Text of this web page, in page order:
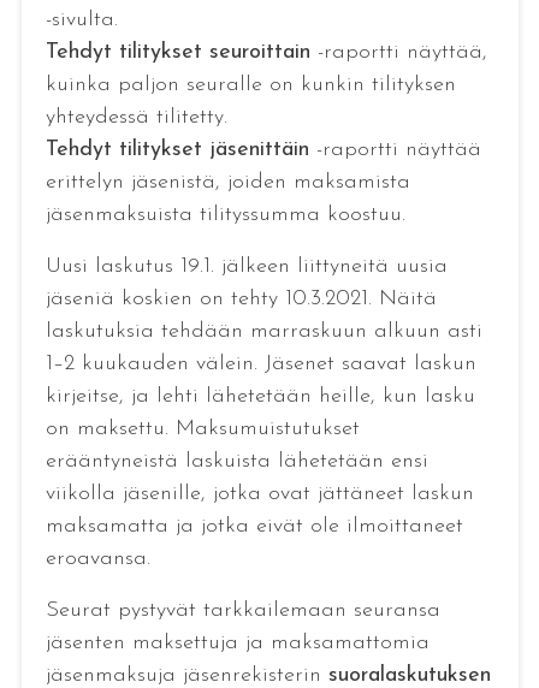
-sivulta.
Tehdyt tilitykset seuroittain -raportti näyttää,
kuinka paljon seuralle on kunkin tilityksen
yhteydessä tilitetty.
Tehdyt tilitykset jäsenittäin -raportti näyttää
erittelyn jäsenistä, joiden maksamista
jäsenmaksuista tilityssumma koostuu.
Uusi laskutus 19.1. jälkeen liittyneitä uusia
jäseniä koskien on tehty 10.3.2021. Näitä
laskutuksia tehdään marraskuun alkuun asti
1–2 kuukauden välein. Jäsenet saavat laskun
kirjeitse, ja lehti lähetetään heille, kun lasku
on maksettu. Maksumuistutukset
erääntyneistä laskuista lähetetään ensi
viikolla jäsenille, jotka ovat jättäneet laskun
maksamatta ja jotka eivät ole ilmoittaneet
eroavansa.
Seurat pystyvät tarkkailemaan seuransa
jäsenten maksettuja ja maksamattomia
jäsenmaksuja jäsenrekisterin suoralaskutuksen